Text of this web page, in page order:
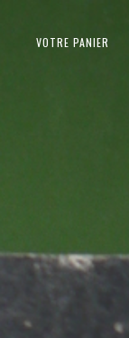
VOTRE PANIER